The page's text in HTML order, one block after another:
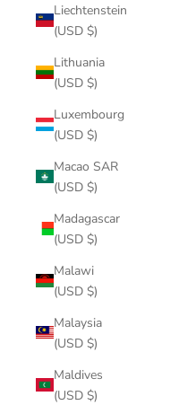
Liechtenstein
(USD $)
Lithuania
(USD $)
Luxembourg
(USD $)
Macao SAR
(USD $)
Madagascar
(USD $)
Malawi
(USD $)
Malaysia
(USD $)
Maldives
(USD $)